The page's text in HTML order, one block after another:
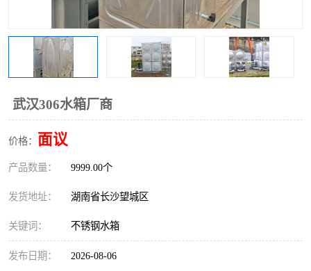
武汉306水箱厂商
价格： 面议
产品数量： 9999.00个
发货地址： 湖南省长沙望城区
关键词： 不锈钢水箱
发布日期： 2026-08-06